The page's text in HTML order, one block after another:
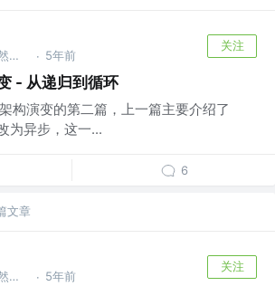
公众号@自然醒的笔记本 · 5年前
关注
- 从递归到循环
构演变的第二篇，上一篇主要介绍了
为异步，这一...
6
文章
公众号@自然醒的笔记本 · 5年前
关注